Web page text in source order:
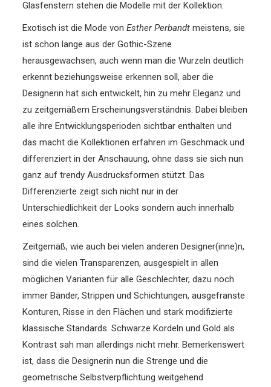
Glasfenstern stehen die Modelle mit der Kollektion.
Exotisch ist die Mode vonEsther Perbandt meistens, sie
ist schon lange aus der Gothic-Szene
herausgewachsen, auch wenn man die Wurzeln deutlich
erkennt beziehungsweise erkennen soll, aber die
Designerin hat sich entwickelt, hin zu mehr Eleganz und
zu zeitgemäßem Erscheinungsverständnis. Dabei bleiben
alle ihre Entwicklungsperioden sichtbar enthalten und
das macht die Kollektionen erfahren im Geschmack und
differenziert in der Anschauung, ohne dass sie sich nun
ganz auf trendy Ausdrucksformen stützt. Das
Differenzierte zeigt sich nicht nur in der
Unterschiedlichkeit der Looks sondern auch innerhalb
eines solchen.
Zeitgemäß, wie auch bei vielen anderen Designer(inne)n,
sind die vielen Transparenzen, ausgespielt in allen
möglichen Varianten für alle Geschlechter, dazu noch
immer Bänder, Strippen und Schichtungen, ausgefranste
Konturen, Risse in den Flächen und stark modifizierte
klassische Standards. Schwarze Kordeln und Gold als
Kontrast sah man allerdings nicht mehr. Bemerkenswert
ist, dass die Designerin nun die Strenge und die
geometrische Selbstverpflichtung weitgehend